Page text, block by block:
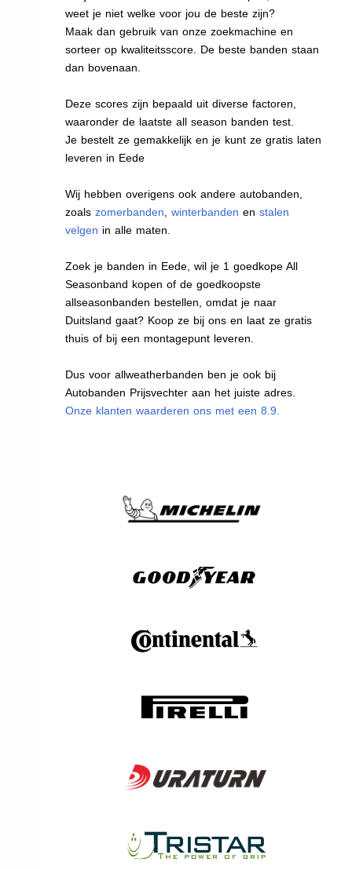
weet je niet welke voor jou de beste zijn?
Maak dan gebruik van onze zoekmachine en
sorteer op kwaliteitsscore. De beste banden staan
dan bovenaan.
Deze scores zijn bepaald uit diverse factoren,
waaronder de laatste all season banden test.
Je bestelt ze gemakkelijk en je kunt ze gratis laten
leveren in Eede
Wij hebben overigens ook andere autobanden,
zoalszomerbanden ,winterbanden enstalen
velgen in alle maten.
Zoek je banden in Eede, wil je 1 goedkope All
Seasonband kopen of de goedkoopste
allseasonbanden bestellen, omdat je naar
Duitsland gaat? Koop ze bij ons en laat ze gratis
thuis of bij een montagepunt leveren.
Dus voor allweatherbanden ben je ook bij
Autobanden Prijsvechter aan het juiste adres.
Onze klanten waarderen ons met een 8.9.